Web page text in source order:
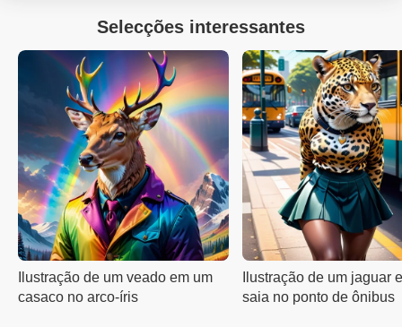
Selecções interessantes
Ilustração de um veado em um
casaco no arco-íris
Ilustração de um jaguar
saia no ponto de ônibus